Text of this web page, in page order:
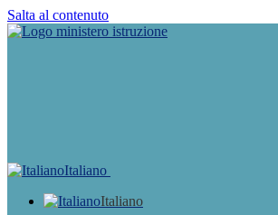
Salta al contenuto
Italiano
Italiano